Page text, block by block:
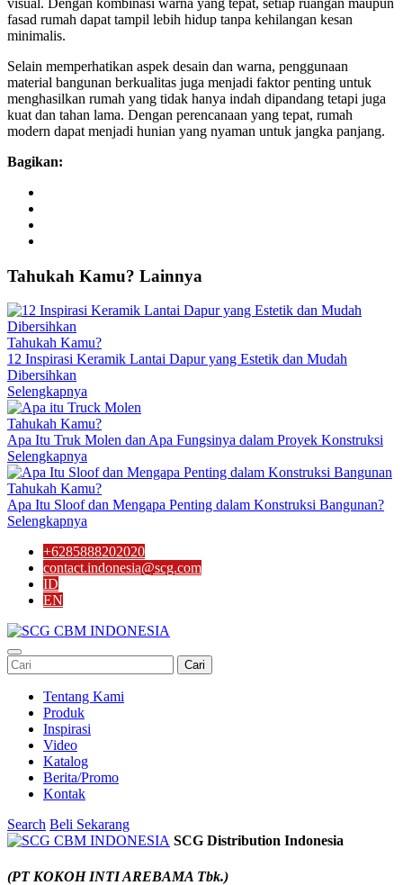
visual. Dengan kombinasi warna yang tepat, setiap ruangan maupun
fasad rumah dapat tampil lebih hidup tanpa kehilangan kesan
minimalis.
Selain memperhatikan aspek desain dan warna, penggunaan
material bangunan berkualitas juga menjadi faktor penting untuk
menghasilkan rumah yang tidak hanya indah dipandang tetapi juga
kuat dan tahan lama. Dengan perencanaan yang tepat, rumah
modern dapat menjadi hunian yang nyaman untuk jangka panjang.
Bagikan:
Tahukah Kamu? Lainnya
Tahukah Kamu?
12 Inspirasi Keramik Lantai Dapur yang Estetik dan Mudah
Dibersihkan
Selengkapnya
Tahukah Kamu?
Apa Itu Truk Molen dan Apa Fungsinya dalam Proyek Konstruksi
Selengkapnya
Tahukah Kamu?
Apa Itu Sloof dan Mengapa Penting dalam Konstruksi Bangunan?
Selengkapnya
+6285888202020
contact.indonesia@scg.com
ID
EN
Cari
Tentang Kami
Produk
Inspirasi
Video
Katalog
Berita/Promo
Kontak
Search Beli Sekarang
SCG Distribution Indonesia
(PT KOKOH INTI AREBAMA Tbk.)